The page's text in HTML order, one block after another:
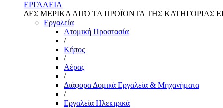
ΕΡΓΑΛΕΙΑ
ΔΕΣ ΜΕΡΙΚΑ ΑΠΌ ΤΑ ΠΡΟΪΌΝΤΑ ΤΗΣ ΚΑΤΗΓΟΡΙΑΣ
Εργαλεία
Aτομική Προστασία
/
Kήπος
/
Αέρας
/
Διάφορα Δομικά Εργαλεία & Μηχανήματα
/
Εργαλεία Ηλεκτρικά